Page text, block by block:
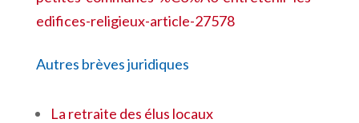
edifices-religieux-article-27578
Autres brèves juridiques
La retraite des élus locaux